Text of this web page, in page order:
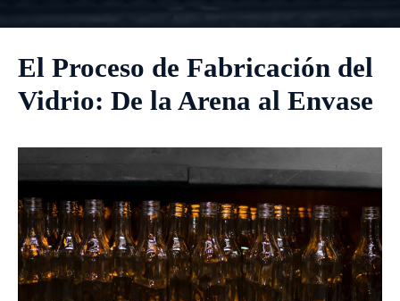
El Proceso de Fabricación del
Vidrio: De la Arena al Envase